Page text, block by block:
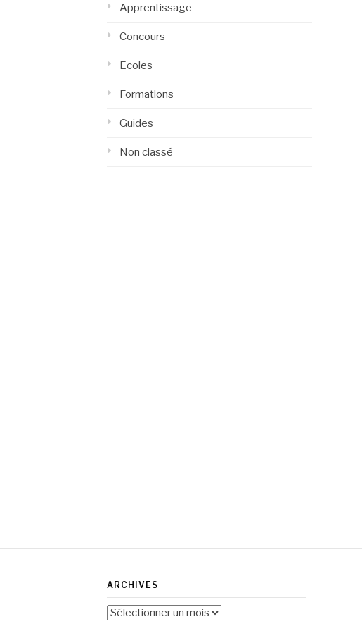
Apprentissage
Concours
Ecoles
Formations
Guides
Non classé
ARCHIVES
Archives